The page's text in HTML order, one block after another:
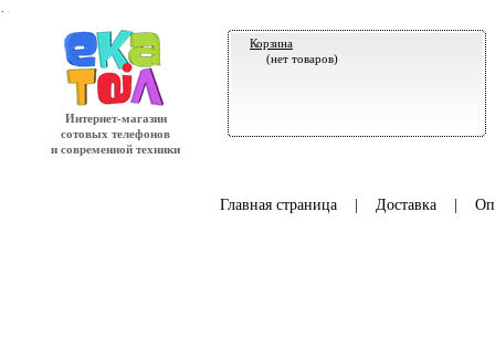
Интернет-магазин
сотовых телефонов
и современной техники
Корзина
(нет товаров)
Главная страница| Доставка|